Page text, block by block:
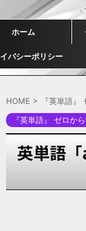
ホーム
バシーポリシー
HOME > 『英単語』
『英単語』 ゼロか
英単語